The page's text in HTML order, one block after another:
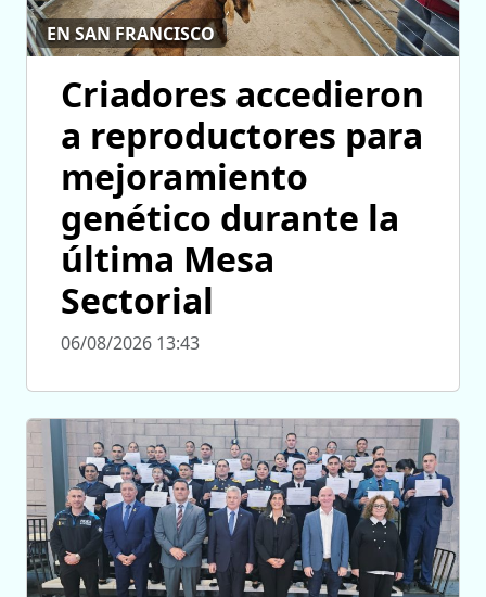
EN SAN FRANCISCO
Criadores accedieron
a reproductores para
mejoramiento
genético durante la
última Mesa
Sectorial
06/08/2026 13:43